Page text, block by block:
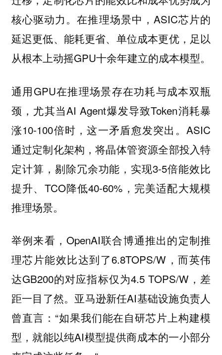
核心驱动力。在推理场景中，ASIC芯片的
延迟更低、能耗更省、单位成本更优，足以
从根本上动摇GPU十余年建立的成本模型。
通用GPU在推理场景存在功耗与成本双瓶
颈，尤其当AI Agent爆发导致Token消耗暴
涨10-100倍时，这一矛盾愈发突出。ASIC
通过定制化架构，将晶体管资源全部投入特
定计算，剔除冗余功能，实现3-5倍能效比
提升、TCO降低40-60%，完美适配大规模
推理场景。
举例来看，OpenAI联合博通推出的定制推
理芯片能效比达到了6.8TOPS/W，而英伟
达GB200的对应指标仅为4.5 TOPS/W，差
距一目了然。亚马逊新任AI基础设施负责人
曾直言：“如果我们能在自研芯片上构建模
型，就能以纯AI模型提供商成本的一小部分